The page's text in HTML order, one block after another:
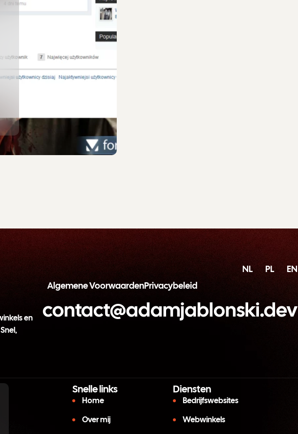
en
NL PL
EN
Algemene VoorwaardenPrivacybeleid
contact@adamjablonski.dev
Snelle links
Home
Over mij
Diensten
Bedrijfswebsites
Webwinkels